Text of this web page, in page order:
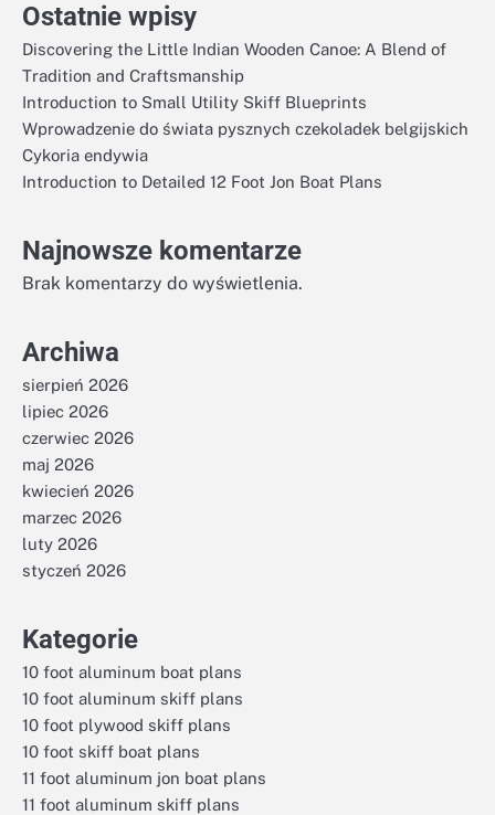
Ostatnie wpisy
Discovering the Little Indian Wooden Canoe: A Blend of
Tradition and Craftsmanship
Introduction to Small Utility Skiff Blueprints
Wprowadzenie do świata pysznych czekoladek belgijskich
Cykoria endywia
Introduction to Detailed 12 Foot Jon Boat Plans
Najnowsze komentarze
Brak komentarzy do wyświetlenia.
Archiwa
sierpień 2026
lipiec 2026
czerwiec 2026
maj 2026
kwiecień 2026
marzec 2026
luty 2026
styczeń 2026
Kategorie
10 foot aluminum boat plans
10 foot aluminum skiff plans
10 foot plywood skiff plans
10 foot skiff boat plans
11 foot aluminum jon boat plans
11 foot aluminum skiff plans